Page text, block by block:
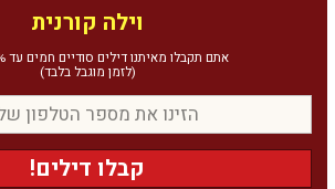
וילה קורנית
אתם תקבלו מאיתנו דילים סודיים חמים עד 50% הנחה!
(לזמן מוגבל בלבד)
קבלו דילים!